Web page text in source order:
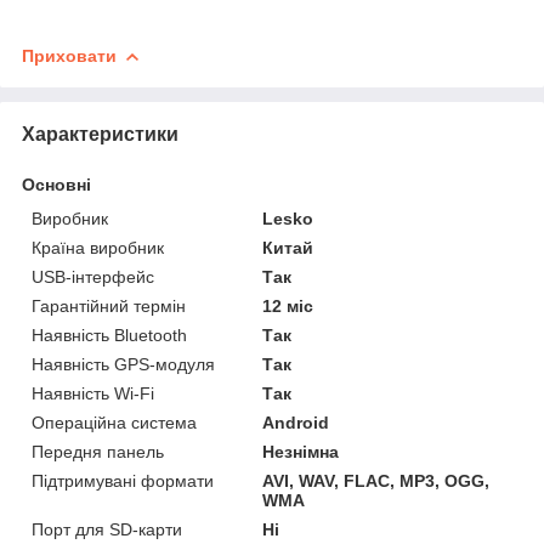
Приховати
Характеристики
Основні
Виробник
Lesko
Країна виробник
Китай
USB-інтерфейс
Так
Гарантійний термін
12 міс
Наявність Bluetooth
Так
Наявність GPS-модуля
Так
Наявність Wi-Fi
Так
Операційна система
Android
Передня панель
Незнімна
Підтримувані формати
AVI, WAV, FLAC, MP3, OGG,
WMA
Порт для SD-карти
Ні